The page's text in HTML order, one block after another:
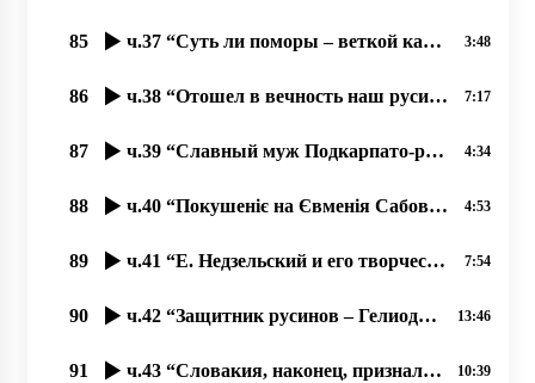
85 ч.37 “Суть ли поморы – веткой карпато-русинского народа؟“ 04.11.2020 прот. Димитрий Сидор 3:48
86 ч.38 “Отошел в вечность наш русинский поет Кемень Михаил“ 04.11.2020 прот. Димитрий Сидор 7:17
87 ч.39 “Славный муж Подкарпато-русинского народа Евмений Сабов“ 06.11.2020 прот. Димитрий Сидор 4:34
88 ч.40 “Покушеніє на Євменія Сабова“ 07.11.2020 прот. Димитрий Сидор 4:53
89 ч.41 “Е. Недзельский и его творчество“, 08.11.2020, прот. Димитрий Сидор 7:54
90 ч.42 “Защитник русинов – Гелиодор Пика“, 09.11.2020, прот. Димитрий Сидор 13:46
91 ч.43 “Словакия, наконец, признала за праздник дату 28 10 1918 г.- основание ЧСР“ 09.11.2020 10:39